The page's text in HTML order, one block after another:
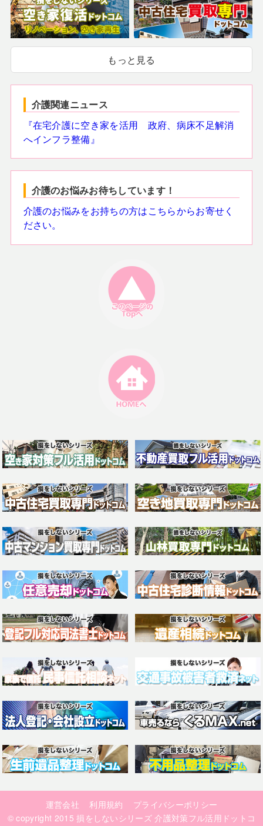
もっと見る
介護関連ニュース
『在宅介護に空き家を活用 政府、病床不足解消
へインフラ整備』
介護のお悩みお待ちしています！
介護のお悩みをお持ちの方はこちらからお寄せく
ださい。
運営会社 利用規約
プライバシーポリシー
© copyright 2015損をしないシリーズ 介護対策フル活用ドットコ